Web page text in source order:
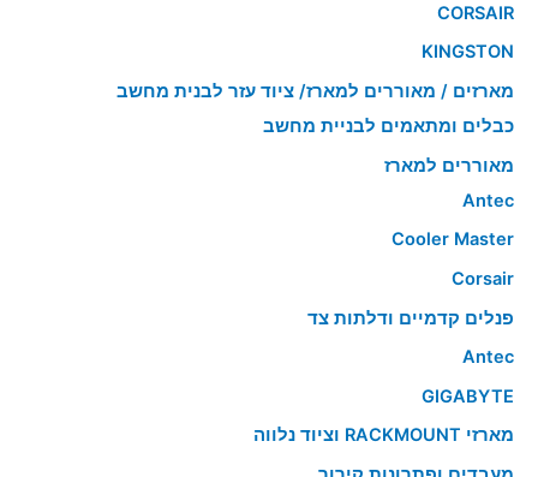
CORSAIR
KINGSTON
מארזים / מאוררים למארז/ ציוד עזר לבנית מחשב
כבלים ומתאמים לבניית מחשב
מאוררים למארז
Antec
Cooler Master
Corsair
פנלים קדמיים ודלתות צד
Antec
GIGABYTE
מארזי RACKMOUNT וציוד נלווה